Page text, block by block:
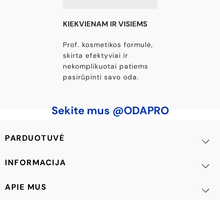
KIEKVIENAM IR VISIEMS
Prof. kosmetikos formulė,
skirta efektyviai ir
nekomplikuotai patiems
pasirūpinti savo oda.
Sekite mus @ODAPRO
PARDUOTUVĖ
INFORMACIJA
APIE MUS